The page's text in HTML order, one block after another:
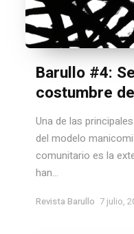
Barullo #4:
costumbre
Una de las
del modelo
comunitario es la
han...
Revista Barullo 7 julio,